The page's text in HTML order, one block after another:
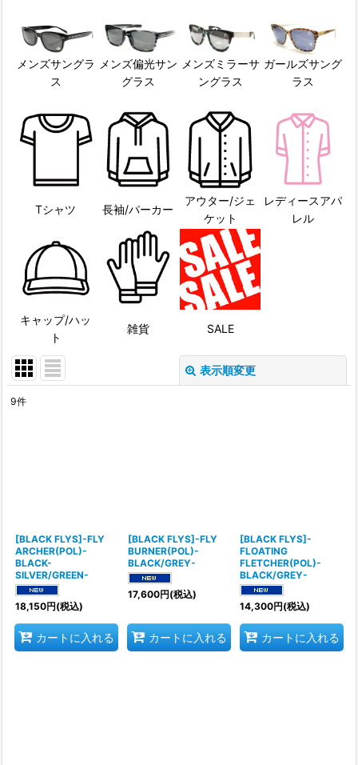
メンズサングラ
ス
メンズ偏光サン
グラス
メンズミラーサ
ングラス
ガールズサング
ラス
Tシャツ 長袖/パーカー
アウター/ジェ
ケット
レディースアパ
レル
キャップ/ハッ
ト
雑貨 SALE
表示順変更
9件
[BLACK FLYS]-FLY
ARCHER(POL)-
BLACK-
SILVER/GREEN-
18,150円(税込)
カートに入れる
[BLACK FLYS]-FLY
BURNER(POL)-
BLACK/GREY-
17,600円(税込)
カートに入れる
[BLACK FLYS]-
FLOATING
FLETCHER(POL)-
BLACK/GREY-
14,300円(税込)
カートに入れる